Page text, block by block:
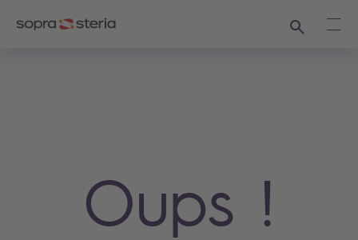
Recherche
Oups !